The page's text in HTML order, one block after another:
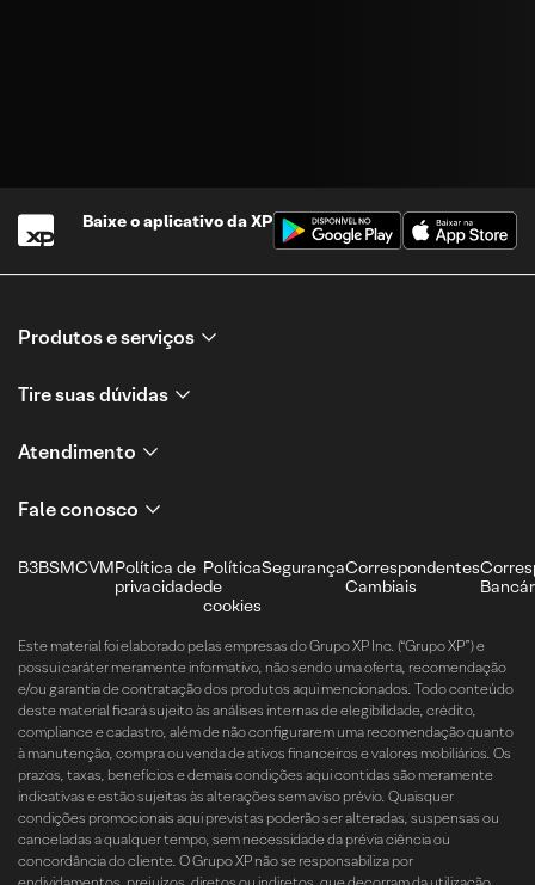
Baixe o aplicativo daXP
Produtos e serviços
Tire suas dúvidas
Atendimento
Fale conosco
B3BSMCVMPolítica de
privacidade
Política
de
cookies
SegurançaCorrespondentes
Cambiais
Este material foi elaborado pelas empresas do Grupo XP Inc. (“Grupo XP”) e
possui caráter meramente informativo, não sendo uma oferta, recomendação
e/ou garantia de contratação dos produtos aqui mencionados. Todo conteúdo
deste material ficará sujeito às análises internas de elegibilidade, crédito,
compliance e cadastro, além de não configurarem uma recomendação quanto
à manutenção, compra ou venda de ativos financeiros e valores mobiliários. Os
prazos, taxas, benefícios e demais condições aqui contidas são meramente
indicativas e estão sujeitas às alterações sem aviso prévio. Quaisquer
condições promocionais aqui previstas poderão ser alteradas, suspensas ou
canceladas a qualquer tempo, sem necessidade da prévia ciência ou
concordância do cliente. O Grupo XP não se responsabiliza por